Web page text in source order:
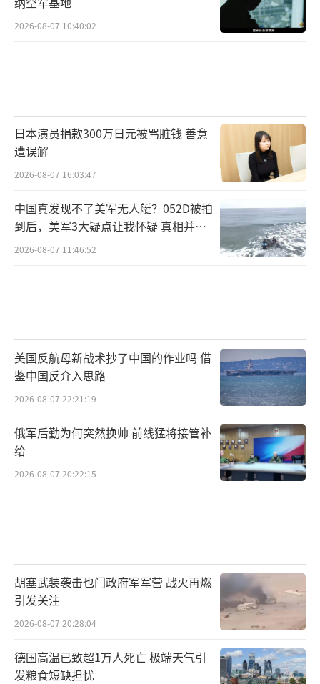
·莫里森在当年9月宣布，将为澳大利亚海军
的“霍巴特”级防空导弹驱逐舰采购“战
95亿美元（折合人民币约64.89亿元），其中包
含200枚“战斧”BlockⅤ和20枚“战斧”Bloc
kⅥ导弹、“战术战斧武器控制系统”（TTWC
S）和“战区任务规划中心”（TMPC），以及
零备件、维护、培训、测试和其他后勤支持项
目。除澳大利亚外，日本也于2022年开始与美
国接触，洽购“战斧”导弹以填补其国产远程
5年起交付部署。
排水量约为7700吨的“霍巴特”级驱逐舰
配备有48单元的MK41垂直发射系统，目前能够
发射RIM-66“标准”SM-2远程舰空导弹以及RI
M-162ESSM“先进海麻雀”中近程舰空导弹，
未来则将使用“标准”SM-6和“战斧”，总体
射“战斧”导弹的能力，不过首艘潜艇目前预
计要到本世纪30年代初才能交付，在此之后的
新型核潜艇也具备发射“战斧”的垂直发射装
置，但尚未有在本世纪40年代初之前交付澳大
利亚海军的计划。（责任编辑：许朝）
2026-08-07 10:40:02
日本演员捐款300万日元被骂脏钱 善意
遭误解
2026-08-07 16:03:47
中国真发现不了美军无人艇？052D被拍
到后，美军3大疑点让我怀疑 真相并非
如此
2026-08-07 11:46:52
美国反航母新战术抄了中国的作业吗 借
鉴中国反介入思路
2026-08-07 22:21:19
俄军后勤为何突然换帅 前线猛将接管补
给
2026-08-07 20:22:15
胡塞武装袭击也门政府军军营 战火再燃
引发关注
2026-08-07 20:28:04
德国高温已致超1万人死亡 极端天气引
发粮食短缺担忧